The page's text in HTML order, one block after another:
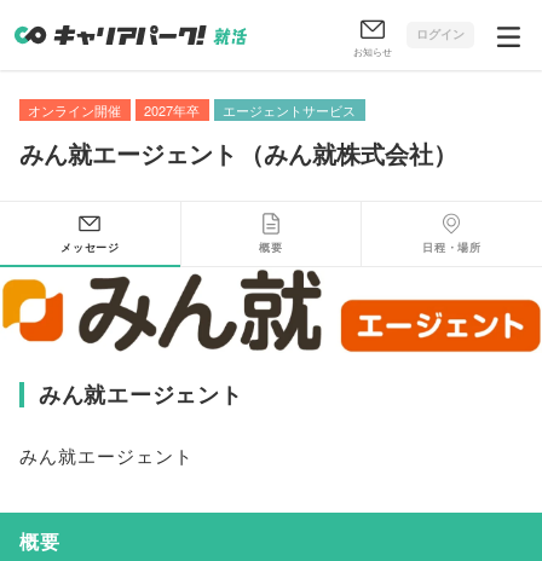
お知らせ
ログイン
オンライン開催 2027年卒 エージェントサービス
みん就エージェント （みん就株式会社）
メッセージ 概要 日程・場所
みん就エージェント
みん就エージェント
概要